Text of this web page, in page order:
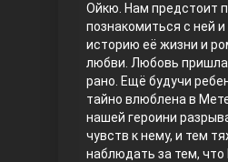
Правосyдие
Ойкю. Нам предстоит
познакомиться с ней и
историю её жизни и
любви. Любовь
рано. Ещё будучи
тайно влюблена в
нашей героини
чувств к нему, и тем
наблюдать за тем, что